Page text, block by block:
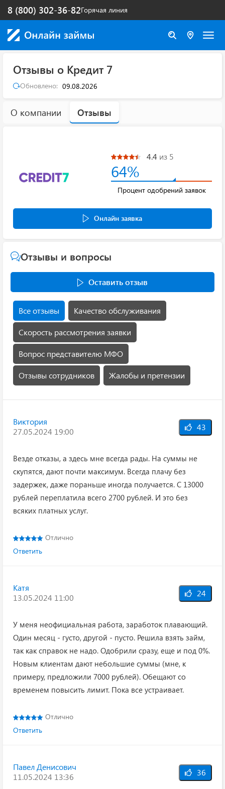
Горячая линия
8 (800) 302-36-82
Отзывы о Кредит 7
Обновлено: 09.08.2026
О компании Отзывы
4.4 из 5
64%
Процент одобрений заявок
Онлайн заявка
Отзывы и вопросы
Оставить отзыв
Все отзывы Качество обслуживания
Скорость рассмотрения заявки
Вопрос представителю МФО
Отзывы сотрудников Жалобы и претензии
Виктория
27.05.2024 19:00
43
Везде отказы, а здесь мне всегда рады. На суммы не
скупятся, дают почти максимум. Всегда плачу без
задержек, даже пораньше иногда получается. С 13000
рублей переплатила всего 2700 рублей. И это без
всяких платных услуг.
Отлично
Ответить
Катя
13.05.2024 11:00
24
У меня неофициальная работа, заработок плавающий.
Один месяц - густо, другой - пусто. Решила взять займ,
так как справок не надо. Одобрили сразу, еще и под 0%.
Новым клиентам дают небольшие суммы (мне, к
примеру, предложили 7000 рублей). Обещают со
временем повысить лимит. Пока все устраивает.
Отлично
Ответить
Павел Денисович
11.05.2024 13:36
36